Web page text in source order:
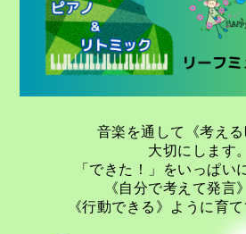
音楽を通して《考え
大切にします。
「できた！」をいっぱい
《自分で考えて発言
《行動できる》ように育